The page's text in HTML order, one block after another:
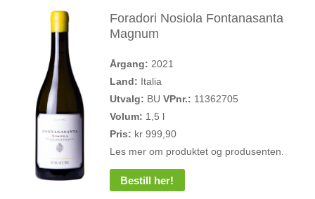
Foradori Nosiola Fontanasanta
Magnum
Årgang: 2021
Land: Italia
Utvalg: BU VPnr.: 11362705
Volum: 1,5 l
Pris: kr 999,90
Les mer om produktet og produsenten.
Bestill her!